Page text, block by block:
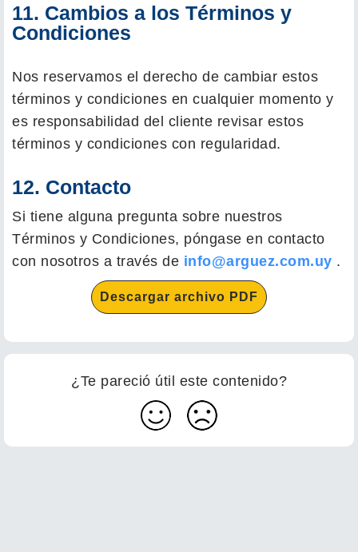
11. Cambios a los Términos y
Condiciones
Nos reservamos el derecho de cambiar estos
términos y condiciones en cualquier momento y
es responsabilidad del cliente revisar estos
términos y condiciones con regularidad.
12. Contacto
Si tiene alguna pregunta sobre nuestros
Términos y Condiciones, póngase en contacto
con nosotros a través de info@arguez.com.uy .
Descargar archivo PDF
¿Te pareció útil este contenido?